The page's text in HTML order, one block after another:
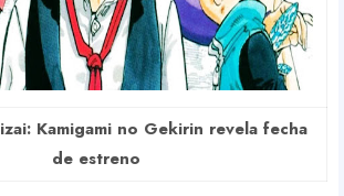
Kamigami no Gekirin revela fecha
de estreno